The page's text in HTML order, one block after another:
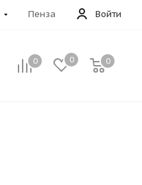
Войти
Пенза
0 0 0